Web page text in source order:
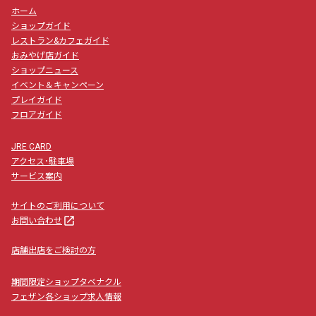
ホーム
ショップガイド
レストラン&カフェガイド
おみやげ店ガイド
ショップニュース
イベント＆キャンペーン
プレイガイド
フロアガイド
JRE CARD
アクセス･駐車場
サービス案内
サイトのご利用について
お問い合わせ launch
店舗出店をご検討の方
期間限定ショップタベナクル
フェザン各ショップ求人情報